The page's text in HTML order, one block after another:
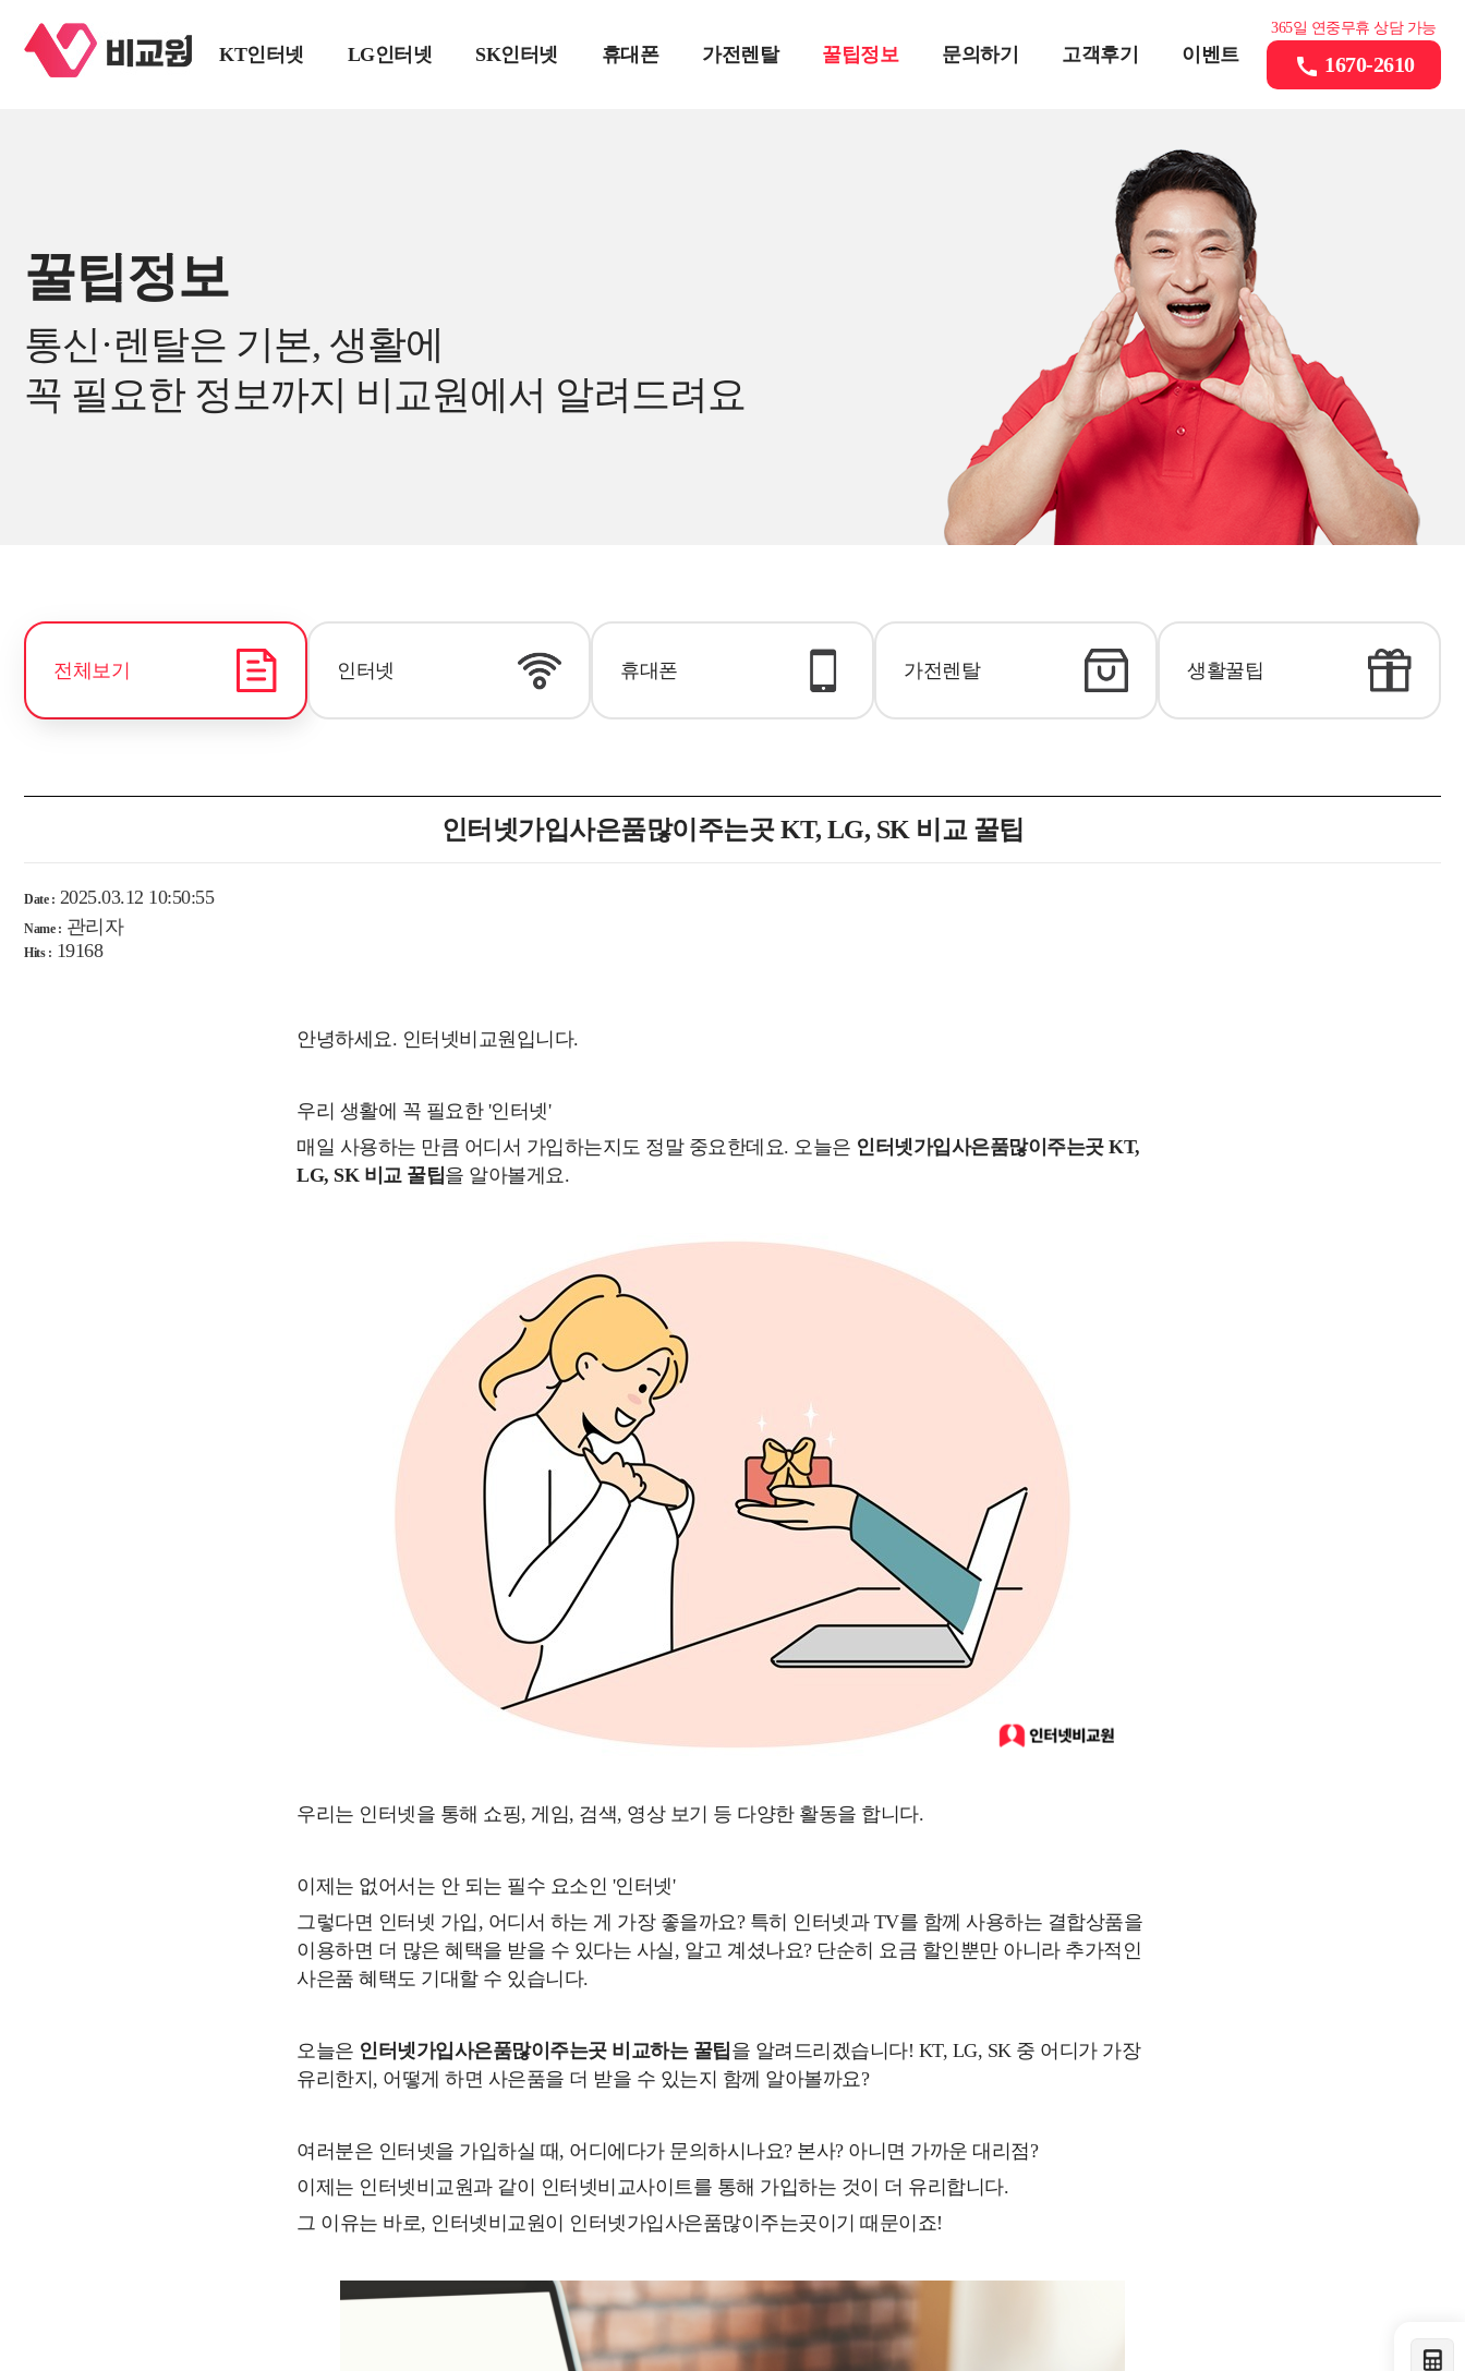
KT인터넷 LG인터넷 SK인터넷 휴대폰 가전렌탈 꿀팁정보 문의하기 고객후기 이벤트
365일 연중무휴 상담 가능
call 1670-2610
꿀팁정보
통신·렌탈은 기본, 생활에
꼭 필요한 정보까지 비교원에서 알려드려요
전체보기 인터넷 휴대폰 가전렌탈 생활꿀팁
인터넷가입사은품많이주는곳 KT, LG, SK 비교 꿀팁
Date : 2025.03.12 10:50:55
Name : 관리자
Hits : 19168
안녕하세요. 인터넷비교원입니다.
우리 생활에 꼭 필요한 '인터넷'
매일 사용하는 만큼 어디서 가입하는지도 정말 중요한데요. 오늘은 인터넷가입사은품많이주는곳 KT,
LG, SK 비교 꿀팁을 알아볼게요.
우리는 인터넷을 통해 쇼핑, 게임, 검색, 영상 보기 등 다양한 활동을 합니다.
이제는 없어서는 안 되는 필수 요소인 '인터넷'
그렇다면 인터넷 가입, 어디서 하는 게 가장 좋을까요? 특히 인터넷과 TV를 함께 사용하는 결합상품을
이용하면 더 많은 혜택을 받을 수 있다는 사실, 알고 계셨나요? 단순히 요금 할인뿐만 아니라 추가적인
사은품 혜택도 기대할 수 있습니다.
오늘은 인터넷가입사은품많이주는곳 비교하는 꿀팁을 알려드리겠습니다! KT, LG, SK 중 어디가 가장
유리한지, 어떻게 하면 사은품을 더 받을 수 있는지 함께 알아볼까요?
여러분은 인터넷을 가입하실 때, 어디에다가 문의하시나요? 본사? 아니면 가까운 대리점?
이제는 인터넷비교원과 같이 인터넷비교사이트를 통해 가입하는 것이 더 유리합니다.
그 이유는 바로, 인터넷비교원이 인터넷가입사은품많이주는곳이기 때문이죠!